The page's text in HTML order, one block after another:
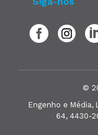
©
Engenho e Média,
64, 4430-